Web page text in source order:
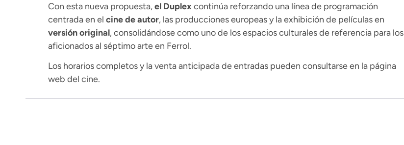
Con esta nueva propuesta,el Duplexcontinúa reforzando una línea de programación
centrada en el cine de autor, las producciones europeas y la exhibición de películas en
versión original, consolidándose como uno de los espacios culturales de referencia para los
aficionados al séptimo arte en Ferrol.
Los horarios completos y la venta anticipada de entradas pueden consultarse en la página
web del cine.